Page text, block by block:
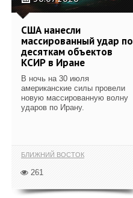
США нанесли
массированный удар по
десяткам объектов
КСИР в Иране
В ночь на 30 июля
американские силы провели
новую массированную волну
ударов по Ирану.
БЛИЖНИЙ ВОСТОК
261